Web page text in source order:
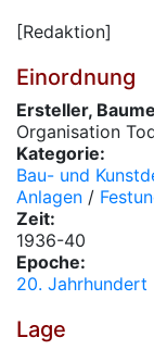
[Redaktion]
Einordnung
Ersteller,
Organisation
Kategorie:
Bau- und
Anlagen /
Zeit:
1936-40
Epoche:
20. Jahrhundert
Lage